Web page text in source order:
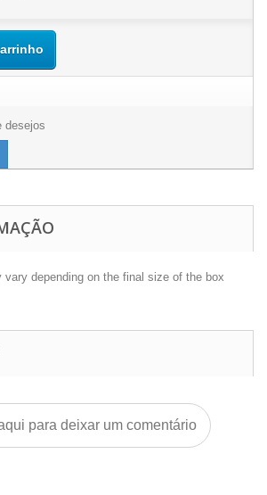
desejos
vary depending on the final size of the box
para deixar um comentário